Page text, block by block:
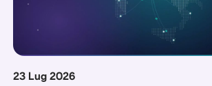
23 Lug 2026